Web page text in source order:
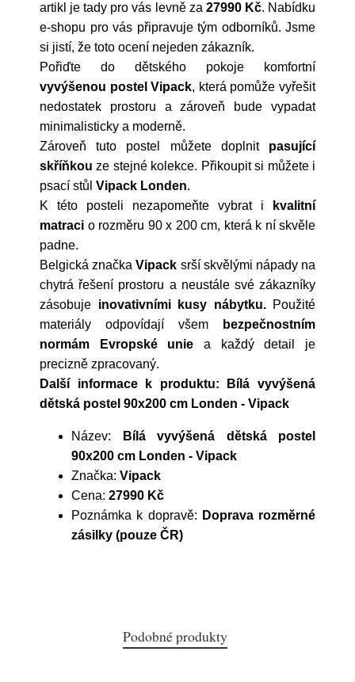
artikl je tady pro vás levně za 27990 Kč. Nabídku
e-shopu pro vás připravuje tým odborníků. Jsme
si jistí, že toto ocení nejeden zákazník.
Pořiďte do dětského pokoje komfortní
vyvýšenou postel Vipack, která pomůže vyřešit
nedostatek prostoru a zároveň bude vypadat
minimalisticky a moderně.
Zároveň tuto postel můžete doplnit pasující
skříňkouze stejné kolekce. Přikoupit si můžete i
psací stůl Vipack Londen.
K této posteli nezapomeňte vybrat i
kvalitní
matraci o rozměru 90 x 200 cm, která k ní skvěle
padne.
Belgická značkaVipack srší skvělými nápady na
chytrá řešení prostoru a neustále své zákazníky
zásobuje inovativními kusy nábytku.Použité
materiály odpovídají všem
bezpečnostním
normám Evropské unie a každý detail je
precizně zpracovaný.
Další informace k produktu: Bílá vyvýšená
dětská postel 90x200 cm Londen - Vipack
Název:
Bílá vyvýšená dětská postel
90x200 cm Londen - Vipack
Značka: Vipack
Cena: 27990 Kč
Poznámka k dopravě: Doprava rozměrné
zásilky (pouze ČR)
Podobné produkty